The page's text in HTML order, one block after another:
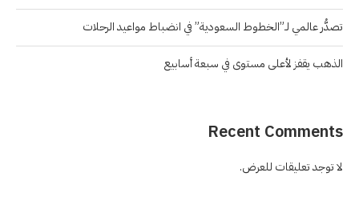
تصدُّر عالمي لـ”الخطوط السعودية” في انضباط مواعيد الرحلات
الذهب يقفز لأعلى مستوى في سبعة أسابيع
Recent Comments
لا توجد تعليقات للعرض.